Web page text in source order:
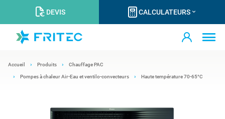
DEVIS CALCULATEURS
Accueil Produits Chauffage PAC
Pompes à chaleur Air-Eau et ventilo-convecteurs Haute température 70-65°C